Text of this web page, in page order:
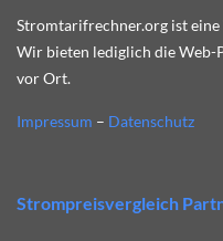
Stromtarifrechner.org ist
Wir bieten lediglich die
vor Ort.
Impressum – Datenschutz
Strompreisvergleich